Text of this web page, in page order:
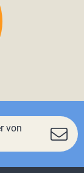
von